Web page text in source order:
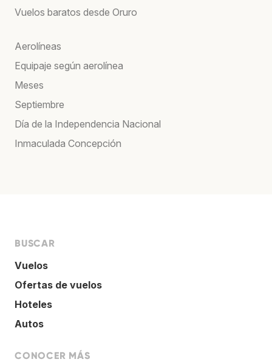
Vuelos baratos desde Oruro
Aerolíneas
Equipaje según aerolínea
Meses
Septiembre
Día de la Independencia Nacional
Inmaculada Concepción
BUSCAR
Vuelos
Ofertas de vuelos
Hoteles
Autos
CONOCER MÁS